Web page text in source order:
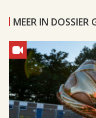
MEER IN DOSSIER